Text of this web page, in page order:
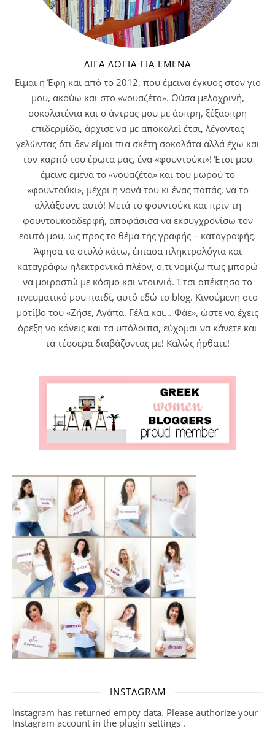
ΛΊΓΑ ΛΌΓΙΑ ΓΙΑ ΕΜΈΝΑ
Είμαι η Έφη και από το 2012, που έμεινα έγκυος στον γιο
μου, ακούω και στο «νουαζέτα». Ούσα μελαχρινή,
σοκολατένια και ο άντρας μου με άσπρη, ξέξασπρη
επιδερμίδα, άρχισε να με αποκαλεί έτσι, λέγοντας
γελώντας ότι δεν είμαι πια σκέτη σοκολάτα αλλά έχω και
τον καρπό του έρωτα μας, ένα «φουντούκι»! Έτσι μου
έμεινε εμένα το «νουαζέτα» και του μωρού το
«φουντούκι», μέχρι η νονά του κι ένας παπάς, να το
αλλάξουνε αυτό! Μετά το φουντούκι και πριν τη
φουντουκοαδερφή, αποφάσισα να εκσυγχρονίσω τον
εαυτό μου, ως προς το θέμα της γραφής – καταγραφής.
Άφησα τα στυλό κάτω, έπιασα πληκτρολόγια και
καταγράφω ηλεκτρονικά πλέον, ο,τι νομίζω πως μπορώ
να μοιραστώ με κόσμο και ντουνιά. Έτσι απέκτησα το
πνευματικό μου παιδί, αυτό εδώ το blog. Κινούμενη στο
μοτίβο του «Ζήσε, Αγάπα, Γέλα και… Φάε», ώστε να έχεις
όρεξη να κάνεις και τα υπόλοιπα, εύχομαι να κάνετε και
τα τέσσερα διαβάζοντας με! Καλώς ήρθατε!
INSTAGRAM
Instagram has returned empty data. Please authorize your
Instagram account in the plugin settings .